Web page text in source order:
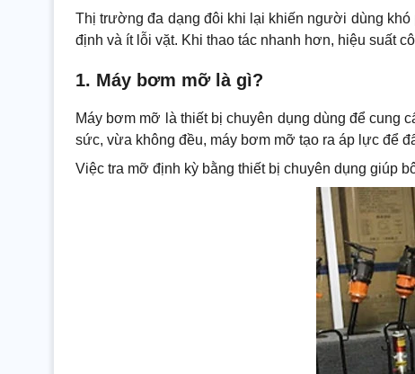
Thị trường đa dạng đôi khi lại khiến người dùng khó
định và ít lỗi vặt. Khi thao tác nhanh hơn, hiệu suất
1. Máy bơm mỡ là gì?
Máy bơm mỡ là thiết bị chuyên dụng dùng để cung
sức, vừa không đều, máy bơm mỡ tạo ra áp lực để
Việc tra mỡ định kỳ bằng thiết bị chuyên dụng giúp